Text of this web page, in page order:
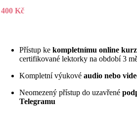
400 Kč
Přístup kekompletnímu online
certifikované lektorky na období 3
Kompletní výukovéaudio nebo
Neomezený přístup do uzavřené
Telegramu